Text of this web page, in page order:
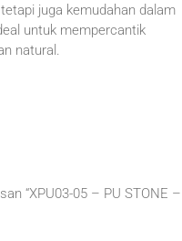
juga kemudahan dalam
untuk mempercantik
natural.
“XPU03-05 – PU STONE –